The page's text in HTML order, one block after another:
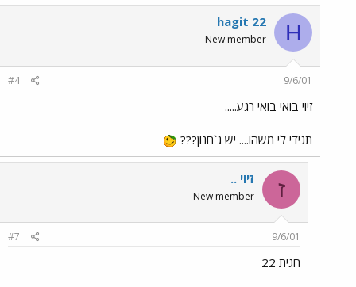
H
hagit 22
New member
9/6/01
#4
זיוי בואי בואי רגע.....
תגידי לי משהו.... יש ג`חנון???
ז זיוי ..
New member
9/6/01
#7
חגית 22